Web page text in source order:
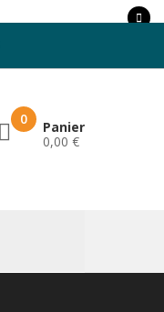
0
Panier
0,00 €